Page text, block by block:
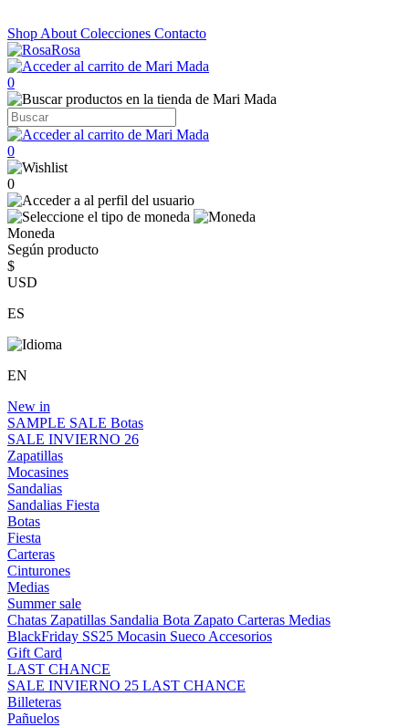
Shop About Colecciones Contacto
0
0
0
Moneda
Según producto
$
USD
ES
EN
New in
SAMPLE SALE Botas
SALE INVIERNO 26
Zapatillas
Mocasines
Sandalias
Sandalias Fiesta
Botas
Fiesta
Carteras
Cinturones
Medias
Summer sale
Chatas Zapatillas Sandalia Bota Zapato Carteras Medias
BlackFriday SS25 Mocasin Sueco Accesorios
Gift Card
LAST CHANCE
SALE INVIERNO 25 LAST CHANCE
Billeteras
Pañuelos